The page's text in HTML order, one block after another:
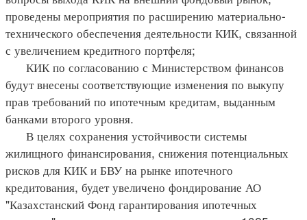
проведены мероприятия по расширению материально-
технического обеспечения деятельности КИК, связанной
с увеличением кредитного портфеля;
КИК по согласованию с Министерством финансов
будут внесены соответствующие изменения по выкупу
прав требований по ипотечным кредитам, выданным
банками второго уровня.
В целях сохранения устойчивости системы
жилищного финансирования, снижения потенциальных
рисков для КИК и БВУ на рынке ипотечного
кредитования, будет увеличено фондирование АО
"Казахстанский Фонд гарантирования ипотечных